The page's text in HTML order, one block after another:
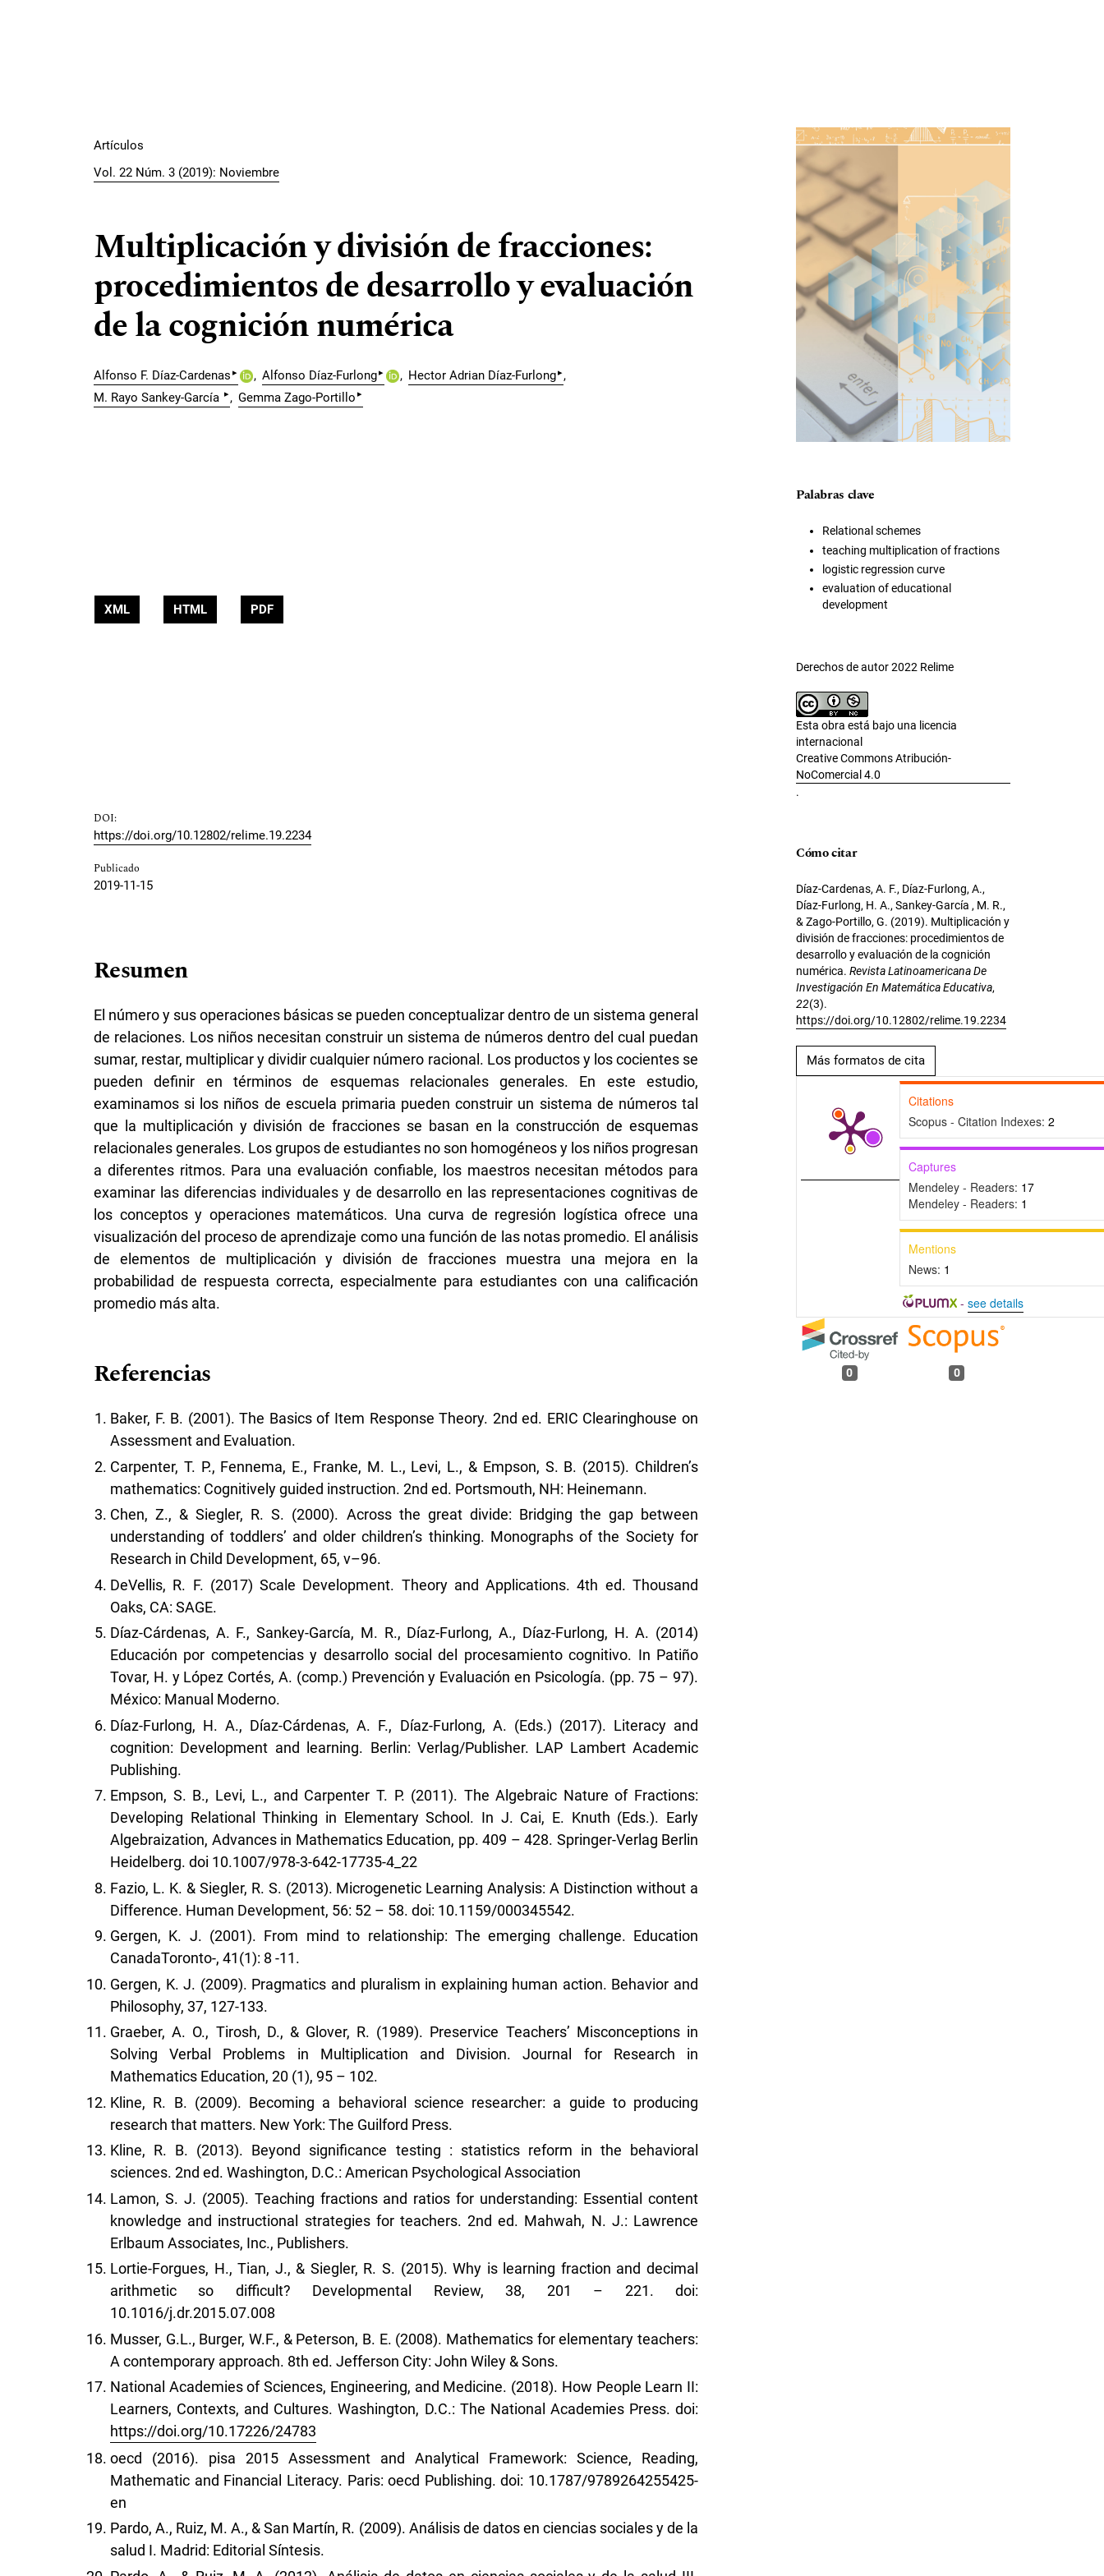
Artículos
Vol. 22 Núm. 3 (2019): Noviembre
Multiplicación y división de fracciones:
procedimientos de desarrollo y evaluación
de la cognición numérica
Alfonso F. Díaz-Cardenas ▸ Alfonso Díaz-Furlong▸ Hector Adrian Díaz-Furlong▸
M. Rayo Sankey-García ▸ Gemma Zago-Portillo ▸
XML HTML PDF
DOI:
https://doi.org/10.12802/relime.19.2234
Publicado
2019-11-15
Resumen
El número y sus operaciones básicas se pueden conceptualizar dentro de un sistema general
de relaciones. Los niños necesitan construir un sistema de números dentro del cual puedan
sumar, restar, multiplicar y dividir cualquier número racional. Los productos y los cocientes se
pueden definir en términos de esquemas relacionales generales. En este estudio,
examinamos si los niños de escuela primaria pueden construir un sistema de números tal
que la multiplicación y división de fracciones se basan en la construcción de esquemas
relacionales generales. Los grupos de estudiantes no son homogéneos y los niños progresan
a diferentes ritmos. Para una evaluación confiable, los maestros necesitan métodos para
examinar las diferencias individuales y de desarrollo en las representaciones cognitivas de
los conceptos y operaciones matemáticos. Una curva de regresión logística ofrece una
visualización del proceso de aprendizaje como una función de las notas promedio. El análisis
de elementos de multiplicación y división de fracciones muestra una mejora en la
probabilidad de respuesta correcta, especialmente para estudiantes con una calificación
promedio más alta.
Referencias
Baker, F. B. (2001). The Basics of Item Response Theory. 2nd ed. ERIC Clearinghouse on
Assessment and Evaluation.
Carpenter, T. P., Fennema, E., Franke, M. L., Levi, L., & Empson, S. B. (2015). Children’s
mathematics: Cognitively guided instruction. 2nd ed. Portsmouth, NH: Heinemann.
Chen, Z., & Siegler, R. S. (2000). Across the great divide: Bridging the gap between
understanding of toddlers’ and older children’s thinking. Monographs of the Society for
Research in Child Development, 65, v–96.
DeVellis, R. F. (2017) Scale Development. Theory and Applications. 4th ed. Thousand
Oaks, CA: SAGE.
Díaz-Cárdenas, A. F., Sankey-García, M. R., Díaz-Furlong, A., Díaz-Furlong, H. A. (2014)
Educación por competencias y desarrollo social del procesamiento cognitivo. In Patiño
Tovar, H. y López Cortés, A. (comp.) Prevención y Evaluación en Psicología. (pp. 75 – 97).
México: Manual Moderno.
Díaz-Furlong, H. A., Díaz-Cárdenas, A. F., Díaz-Furlong, A. (Eds.) (2017). Literacy and
cognition: Development and learning. Berlin: Verlag/Publisher. LAP Lambert Academic
Publishing.
Empson, S. B., Levi, L., and Carpenter T. P. (2011). The Algebraic Nature of Fractions:
Developing Relational Thinking in Elementary School. In J. Cai, E. Knuth (Eds.). Early
Algebraization, Advances in Mathematics Education, pp. 409 – 428. Springer-Verlag Berlin
Heidelberg. doi 10.1007/978-3-642-17735-4_22
Fazio, L. K. & Siegler, R. S. (2013). Microgenetic Learning Analysis: A Distinction without a
Difference. Human Development, 56: 52 – 58. doi: 10.1159/000345542.
Gergen, K. J. (2001). From mind to relationship: The emerging challenge. Education
CanadaToronto-, 41(1): 8 -11.
Gergen, K. J. (2009). Pragmatics and pluralism in explaining human action. Behavior and
Philosophy, 37, 127-133.
Graeber, A. O., Tirosh, D., & Glover, R. (1989). Preservice Teachers’ Misconceptions in
Solving Verbal Problems in Multiplication and Division. Journal for Research in
Mathematics Education, 20 (1), 95 – 102.
Kline, R. B. (2009). Becoming a behavioral science researcher: a guide to producing
research that matters. New York: The Guilford Press.
Kline, R. B. (2013). Beyond significance testing : statistics reform in the behavioral
sciences. 2nd ed. Washington, D.C.: American Psychological Association
Lamon, S. J. (2005). Teaching fractions and ratios for understanding: Essential content
knowledge and instructional strategies for teachers. 2nd ed. Mahwah, N. J.: Lawrence
Erlbaum Associates, Inc., Publishers.
Lortie-Forgues, H., Tian, J., & Siegler, R. S. (2015). Why is learning fraction and decimal
arithmetic so difficult? Developmental Review, 38, 201 – 221. doi:
10.1016/j.dr.2015.07.008
Musser, G.L., Burger, W.F., & Peterson, B. E. (2008). Mathematics for elementary teachers:
A contemporary approach. 8th ed. Jefferson City: John Wiley & Sons.
National Academies of Sciences, Engineering, and Medicine. (2018). How People Learn II:
Learners, Contexts, and Cultures. Washington, D.C.: The National Academies Press. doi:
https://doi.org/10.17226/24783
oecd (2016). pisa 2015 Assessment and Analytical Framework: Science, Reading,
Mathematic and Financial Literacy. Paris: oecd Publishing. doi: 10.1787/9789264255425-
en
Pardo, A., Ruiz, M. A., & San Martín, R. (2009). Análisis de datos en ciencias sociales y de la
salud I. Madrid: Editorial Síntesis.
Imagen de portada
Palabras clave
Relational schemes
teaching multiplication of fractions
logistic regression curve
evaluation of educational
development
Derechos de autor 2022 Relime
Esta obra está bajo una licencia
internacional
Creative Commons Atribución-
NoComercial 4.0
.
Cómo citar
Díaz-Cardenas, A. F., Díaz-Furlong, A.,
Díaz-Furlong, H. A., Sankey-García , M. R.,
& Zago-Portillo, G. (2019). Multiplicación y
división de fracciones: procedimientos de
desarrollo y evaluación de la cognición
numérica. Revista Latinoamericana De
Investigación En Matemática Educativa,
22(3).
https://doi.org/10.12802/relime.19.2234
Más formatos de cita
Citations
Scopus - Citation Indexes: 2
Captures
Mendeley - Readers: 17
Mendeley - Readers: 1
Mentions
News: 1
- see details
0 0